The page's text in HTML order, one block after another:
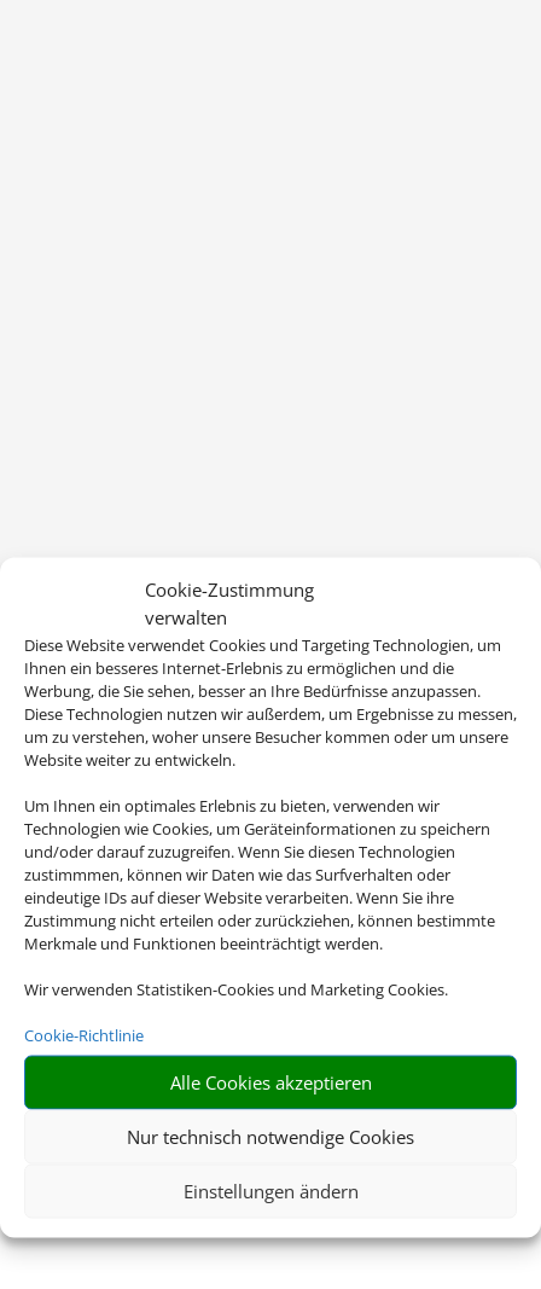
Cookie-Zustimmung
verwalten
Diese Website verwendet Cookies und Targeting Technologien, um
Ihnen ein besseres Internet-Erlebnis zu ermöglichen und die
Werbung, die Sie sehen, besser an Ihre Bedürfnisse anzupassen.
Diese Technologien nutzen wir außerdem, um Ergebnisse zu messen,
um zu verstehen, woher unsere Besucher kommen oder um unsere
Website weiter zu entwickeln.
Um Ihnen ein optimales Erlebnis zu bieten, verwenden wir
Technologien wie Cookies, um Geräteinformationen zu speichern
und/oder darauf zuzugreifen. Wenn Sie diesen Technologien
zustimmmen, können wir Daten wie das Surfverhalten oder
eindeutige IDs auf dieser Website verarbeiten. Wenn Sie ihre
Zustimmung nicht erteilen oder zurückziehen, können bestimmte
Merkmale und Funktionen beeinträchtigt werden.
Wir verwenden Statistiken-Cookies und Marketing Cookies.
Cookie-Richtlinie
Alle Cookies akzeptieren
Nur technisch notwendige Cookies
Einstellungen ändern
Wir brauchen Ihre Einwilligung
Um diesen Inhalt darzustellen, aktivieren Sie bitte die Cookies. Es
werden ggf. personenbezogene Daten verarbeitet.
Cookies akzeptieren
DIE BESTEN
PAUSCHALREISE-
ANGEBOTE FÜR
IHREN URLAUB